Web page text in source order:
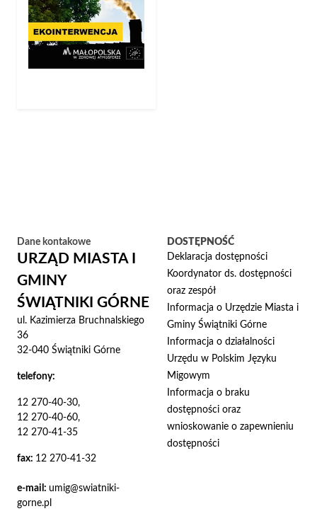
Dane kontakowe
URZĄD MIASTA I
GMINY
ŚWIĄTNIKI GÓRNE
ul. Kazimierza Bruchnalskiego
36
32-040 Świątniki Górne
telefony:
12 270-40-30,
12 270-40-60,
12 270-41-35
fax: 12 270-41-32
e-mail: umig@swiatniki-
gorne.pl
DOSTĘPNOŚĆ
Deklaracja dostępności
Koordynator ds. dostępności
oraz zespół
Informacja o Urzędzie Miasta i
Gminy Świątniki Górne
Informacja o działalności
Urzędu w Polskim Języku
Migowym
Informacja o braku
dostępności oraz
wnioskowanie o zapewnieniu
dostępności